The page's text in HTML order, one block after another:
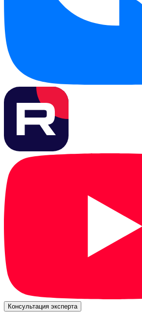
Консультация эксперта